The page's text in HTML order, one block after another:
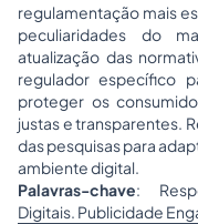
regulamentação mais
peculiaridades do
atualização das
regulador específico
proteger os
justas e transparentes.
das pesquisas para
ambiente digital.
Palavras-chave:
Digitais. Publicidade